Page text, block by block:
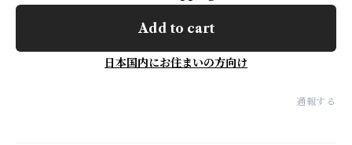
Add to cart
日本国内にお住まいの方向け
通報する